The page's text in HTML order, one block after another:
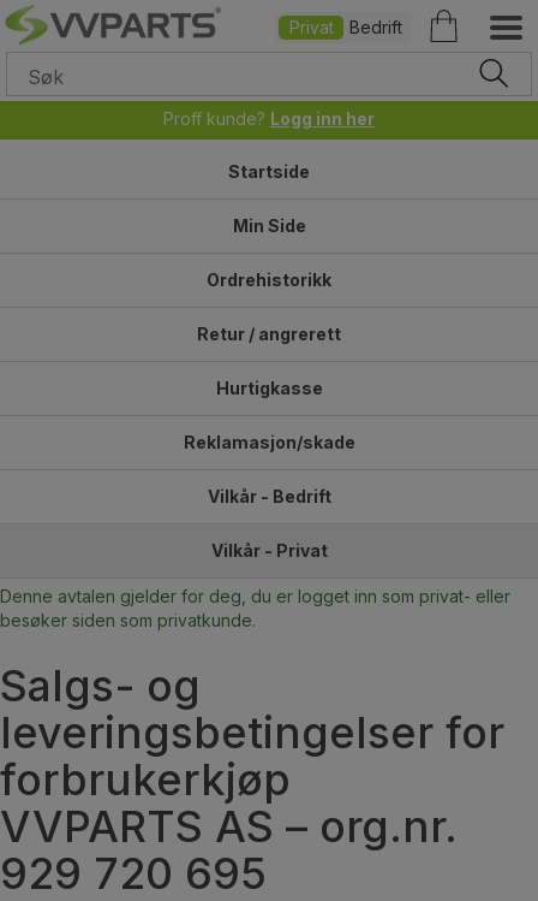
Proff kunde? Logg inn her
Privat Bedrift
Startside
Min Side
Ordrehistorikk
Retur / angrerett
Hurtigkasse
Reklamasjon/skade
Vilkår - Bedrift
Vilkår - Privat
Denne avtalen gjelder for deg, du er logget inn som privat- eller
besøker siden som privatkunde.
Salgs- og
leveringsbetingelser for
forbrukerkjøp
VVPARTS AS – org.nr.
929 720 695